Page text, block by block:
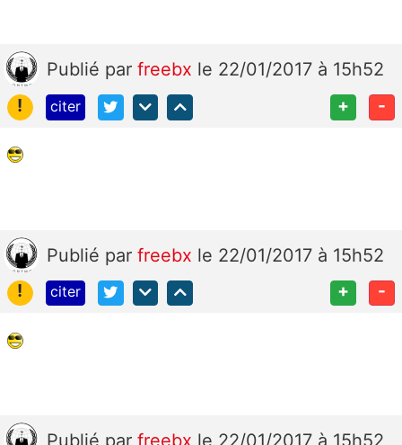
Publié par freebx le 22/01/2017 à 15h52
!
citer + -
Publié par freebx le 22/01/2017 à 15h52
!
citer + -